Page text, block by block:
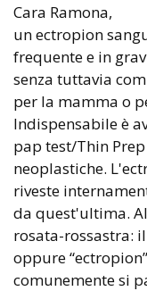
Cara Ramona,
un ectropion
frequente e in
senza tuttavia
per la mamma o
Indispensabile è
pap test/Thin
neoplastiche.
riveste
da quest'ultima.
rosata-rossastra:
oppure
comunemente si